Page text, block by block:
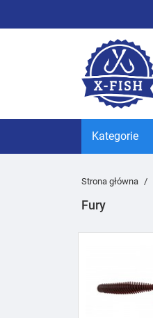
Kategorie
Strona główna
Fury